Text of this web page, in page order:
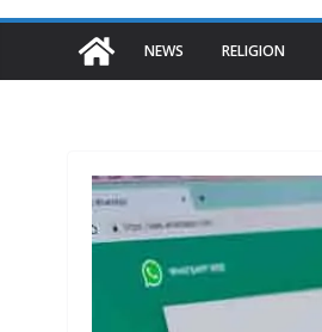
NEWS RELIGION